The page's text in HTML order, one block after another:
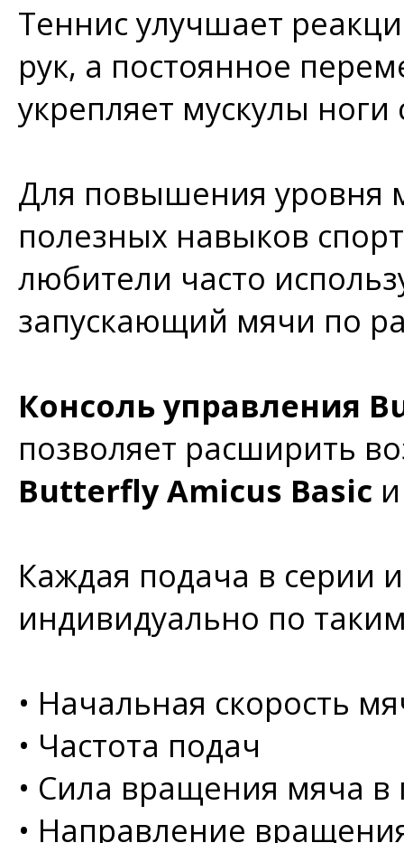
Теннис улучшает
рук, а постоянное
укрепляет мускулы
Для повышения уровня
полезных навыков
любители часто
запускающий мячи по
Консоль управления
позволяет расширить
Butterfly Amicus Basic
Каждая подача в серии
индивидуально по
• Начальная скорость
• Частота подач
• Сила вращения мяча в
• Направление